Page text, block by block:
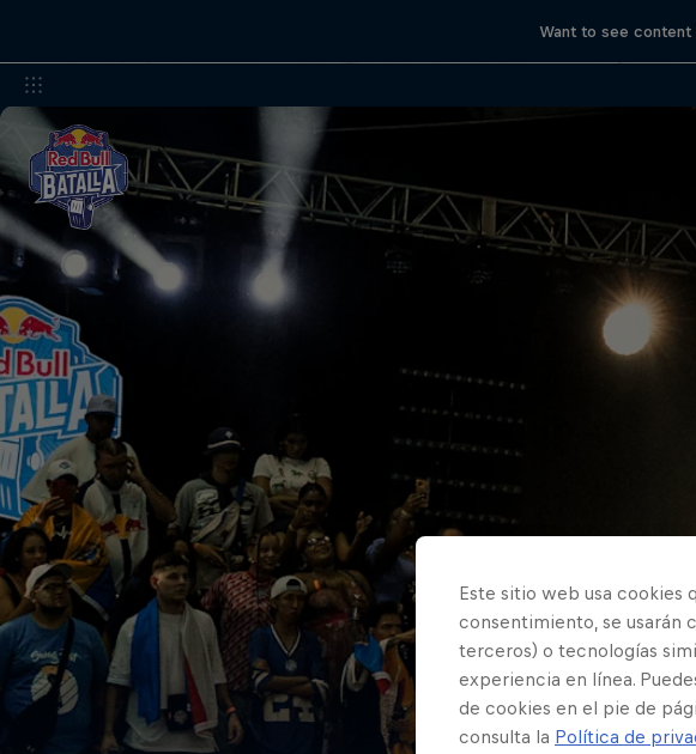
Want to see
Este sitio web usa cookies
consentimiento, se usarán
terceros) o tecnologías
experiencia en línea.
de cookies en el pie de
consulta la Política de